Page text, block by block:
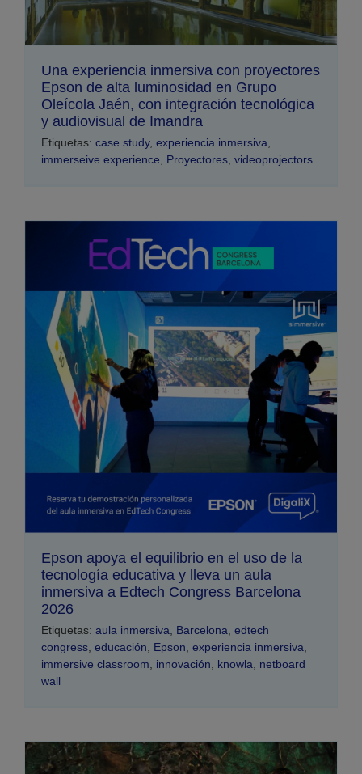
Una experiencia inmersiva con proyectores
Epson de alta luminosidad en Grupo
Oleícola Jaén, con integración tecnológica
y audiovisual de Imandra
Etiquetas: case study, experiencia inmersiva,
immerseive experience, Proyectores, videoprojectors
Epson apoya el equilibrio en el uso de la
tecnología educativa y lleva un aula
inmersiva a Edtech Congress Barcelona
2026
Etiquetas: aula inmersiva Barcelona edtech
congress educación Epson experiencia inmersiva
immersive classroom
innovación knowla
netboard
wall